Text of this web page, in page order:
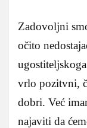
Zadovoljni
očito
vrlo pozitvni,
dobri. Već
najaviti da